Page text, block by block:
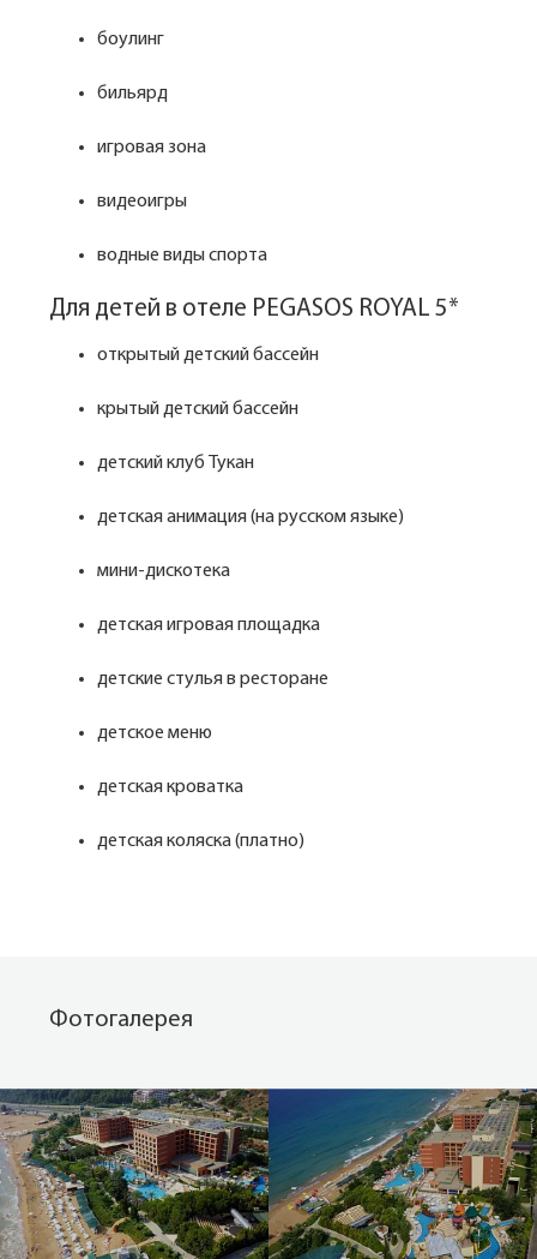
боулинг
бильярд
игровая зона
видеоигры
водные виды спорта
Для детей в отеле PEGASOS ROYAL 5*
открытый детский бассейн
крытый детский бассейн
детский клуб Тукан
детская анимация (на русском языке)
мини-дискотека
детская игровая площадка
детские стулья в ресторане
детское меню
детская кроватка
детская коляска (платно)
Фотогалерея